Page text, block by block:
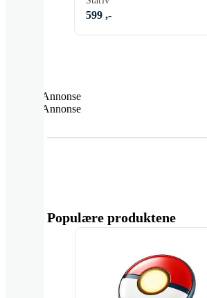
599 ,-
Annonse
Annonse
Populære produktene